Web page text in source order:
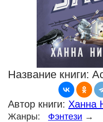
Название книги:
Автор книги: Ханна
Жанры: Фэнтези →